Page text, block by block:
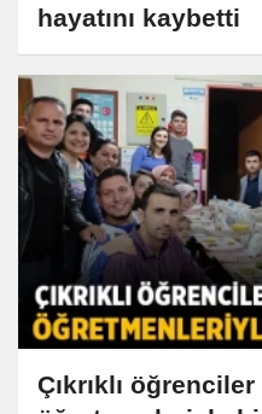
hayatını kaybetti
Çıkrıklı